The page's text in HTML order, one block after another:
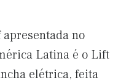
no
Latina é o Lift
elétrica, feita